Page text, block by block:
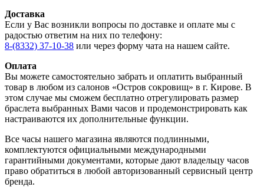
Доставка
Если у Вас возникли вопросы по доставке и оплате мы с
радостью ответим на них по телефону:
8-(8332) 37-10-38 или через форму чата на нашем сайте.
Оплата
Вы можете самостоятельно забрать и оплатить выбранный
товар в любом из салонов «Остров сокровищ» в г. Кирове. В
этом случае мы сможем бесплатно отрегулировать размер
браслета выбранных Вами часов и продемонстрировать как
настраиваются их дополнительные функции.
Все часы нашего магазина являются подлинными,
комплектуются официальными международными
гарантийными документами, которые дают владельцу часов
право обратиться в любой авторизованный сервисный центр
бренда.